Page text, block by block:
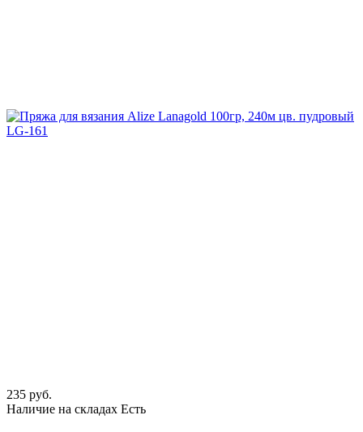
235 руб.
Наличие на складах Есть